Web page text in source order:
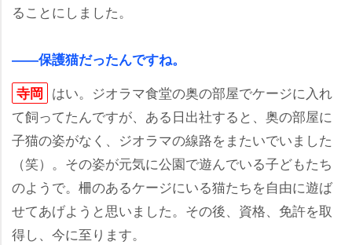
ることにしました。
――保護猫だったんですね。
寺岡 はい。ジオラマ食堂の奥の部屋でケージに入れ
て飼ってたんですが、ある日出社すると、奥の部屋に
子猫の姿がなく、ジオラマの線路をまたいでいました
（笑）。その姿が元気に公園で遊んでいる子どもたち
のようで。柵のあるケージにいる猫たちを自由に遊ば
せてあげようと思いました。その後、資格、免許を取
得し、今に至ります。